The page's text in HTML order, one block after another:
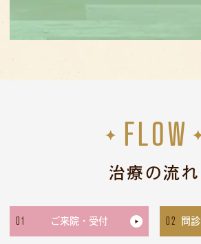
FLOW
治療の流れ
01 ご来院・受付 02 問